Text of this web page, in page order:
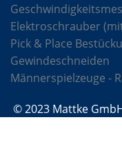
Elektroschrauber
Pick & Place
Gewindeschneiden
Männerspielzeuge -
© 2023 Mattke